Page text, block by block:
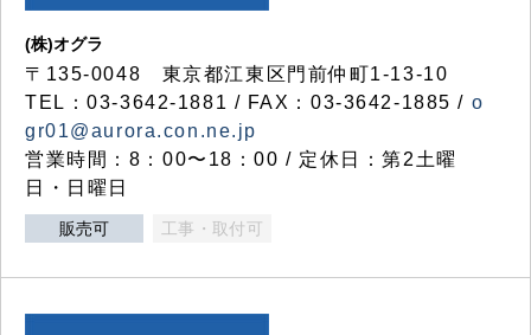
(株)オグラ
〒135-0048 東京都江東区門前仲町1-13-10
TEL：03-3642-1881 / FAX：03-3642-1885 / o
gr01@aurora.con.ne.jp
営業時間：8：00〜18：00 / 定休日：第2土曜
日・日曜日
販売可 工事・取付可